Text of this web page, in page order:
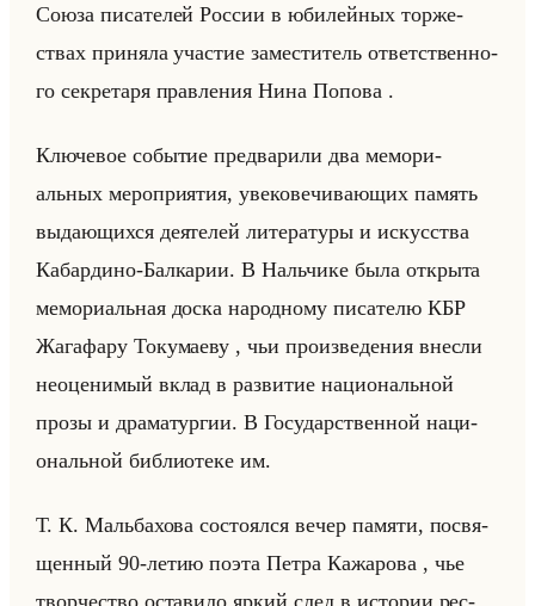
Союза пи­са­те­лей Рос­сии в юби­лейных тор­же­
ствах при­ня­ла уча­стие за­ме­сти­тель от­вет­ствен­но­
го сек­ре­та­ря прав­ле­ния Нина По­по­ва .
Клю­че­вое со­бы­тие пред­ва­ри­ли два ме­мо­ри­
альных ме­ро­при­ятия, уве­ко­ве­чи­ва­ющих па­мять
вы­да­ющих­ся де­яте­лей ли­те­ра­ту­ры и ис­кус­ства
Ка­бар­ди­но-Бал­ка­рии. В Нальчи­ке была от­кры­та
ме­мо­ри­альная доска на­род­но­му пи­са­те­лю КБР
Жа­га­фа­ру То­ку­ма­еву , чьи про­из­ве­де­ния внес­ли
неоце­ни­мый вклад в раз­ви­тие на­ци­ональной
прозы и дра­ма­тур­гии. В Го­су­дар­ствен­ной на­ци­
ональной биб­лио­те­ке им.
Т. К. Мальба­хо­ва со­сто­ял­ся вечер па­мя­ти, по­свя­
щен­ный 90-летию поэта Петра Ка­жа­ро­ва , чье